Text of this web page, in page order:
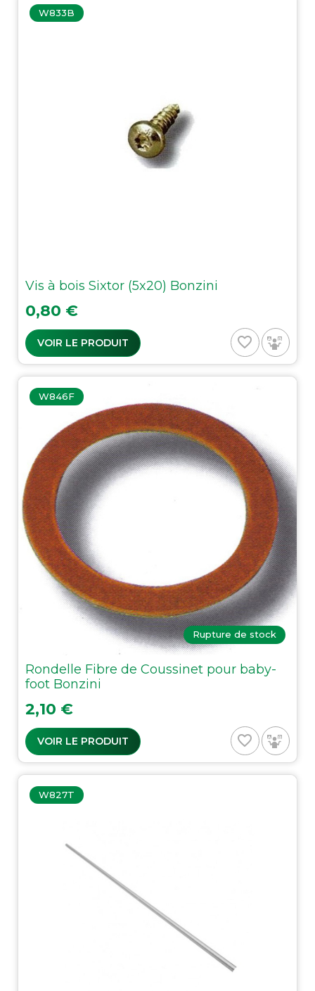
W833B
Vis à bois Sixtor (5x20) Bonzini
Prix
0,80 €
VOIR LE PRODUIT favorite_border
W846F
Rupture de stock
Rondelle Fibre de Coussinet pour baby-
foot Bonzini
Prix
2,10 €
VOIR LE PRODUIT favorite_border
W827T